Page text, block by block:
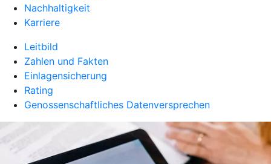
Nachhaltigkeit
Karriere
Leitbild
Zahlen und Fakten
Einlagensicherung
Rating
Genossenschaftliches Datenversprechen